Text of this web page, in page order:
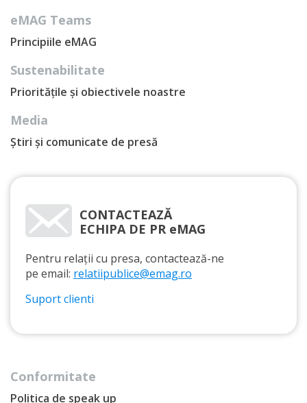
eMAG Teams
Principiile eMAG
Sustenabilitate
Prioritățile și obiectivele noastre
Media
Știri și comunicate de presă
CONTACTEAZĂ
ECHIPA DE PR eMAG
Pentru relații cu presa, contactează-ne
pe email: relatiipublice@emag.ro
Suport clienti
Conformitate
Politica de speak up